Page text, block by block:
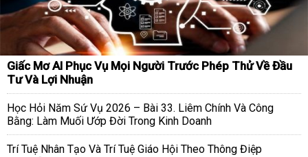
Giấc Mơ AI Phục Vụ Mọi Người Trước Phép Thử Về Đầu
Tư Và Lợi Nhuận
Học Hỏi Năm Sứ Vụ 2026 – Bài 33. Liêm Chính Và Công
Bằng: Làm Muối Ướp Đời Trong Kinh Doanh
Trí Tuệ Nhân Tạo Và Trí Tuệ Giáo Hội Theo Thông Điệp